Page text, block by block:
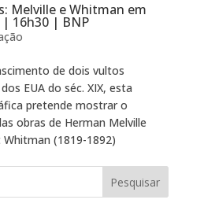
Melville e Whitman em
16h30 | BNP
de dois vultos
EUA do séc. XIX, esta
pretende mostrar o
obras de Herman Melville
(1819-1892)